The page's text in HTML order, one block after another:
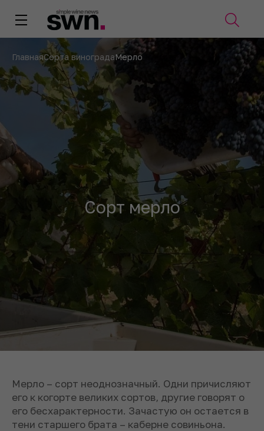
ГлавнаяСорта виноградаМерло
Сорт мерло
Мерло – сорт неоднозначный. Одни причисляют
его к когорте великих сортов, другие говорят о
его бесхарактерности. Зачастую он остается в
тени старшего брата – каберне совиньона.